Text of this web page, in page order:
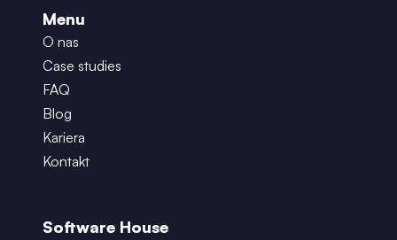
Menu
O nas
Case studies
FAQ
Blog
Kariera
Kontakt
Software House